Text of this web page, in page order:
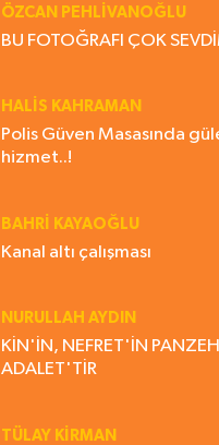
ÖZCAN PEHLİVANOĞLU
BU FOTOĞRAFI ÇOK
HALIS KAHRAMAN
Polis Güven Masasında
hizmet..!
BAHRI KAYAOĞLU
Kanal altı çalışması
NURULLAH AYDIN
KİN'İN, NEFRET'İN
ADALET'TİR
TÜLAY KİRMAN